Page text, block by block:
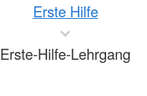
Erste Hilfe
Erste-Hilfe-Lehrgang